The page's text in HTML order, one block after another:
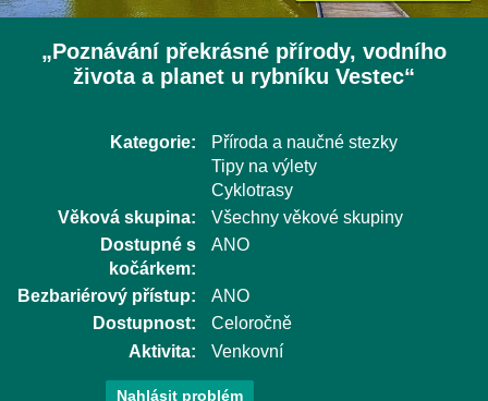
„Poznávání překrásné přírody, vodního
života a planet u rybníku Vestec“
Kategorie:
Příroda a naučné stezky
Tipy na výlety
Cyklotrasy
Věková skupina:
Všechny věkové skupiny
Dostupné s
kočárkem:
ANO
Bezbariérový přístup:
ANO
Dostupnost:
Celoročně
Aktivita:
Venkovní
Nahlásit problém